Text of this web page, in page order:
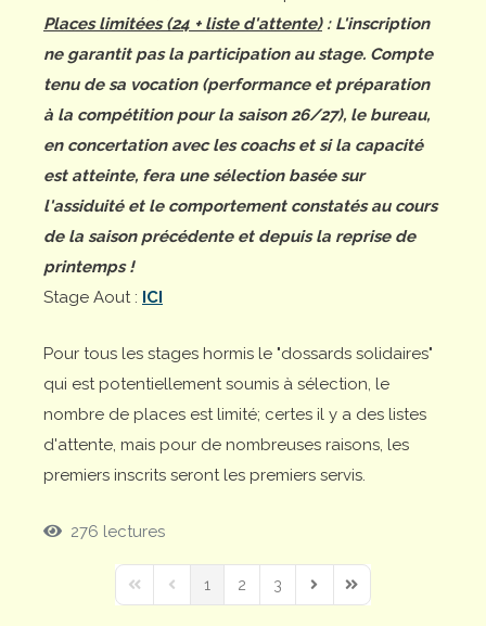
Places limitées (24 + liste d'attente): L'inscription
ne garantit pas la participation au stage. Compte
tenu de sa vocation (performance et préparation
à la compétition pour la saison 26/27), le bureau,
en concertation avec les coachs et si la capacité
est atteinte, fera une sélection basée sur
l'assiduité et le comportement constatés au cours
de la saison précédente et depuis la reprise de
printemps !
Stage Aout : ICI
Pour tous les stages hormis le "dossards solidaires"
qui est potentiellement soumis à sélection, le
nombre de places est limité; certes il y a des listes
d'attente, mais pour de nombreuses raisons, les
premiers inscrits seront les premiers servis.
276 lectures
First PagePrevious Page
1 2 3
Next PageLast Page